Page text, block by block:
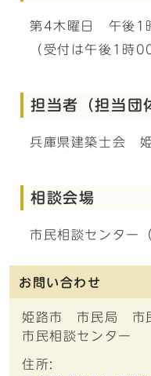
第4木曜日 午後1
（受付は午後1時
担当者（担当団
兵庫県建築士会
相談会場
市民相談センター
お問い合わせ
姫路市 市民局 市
市民相談センター
住所: